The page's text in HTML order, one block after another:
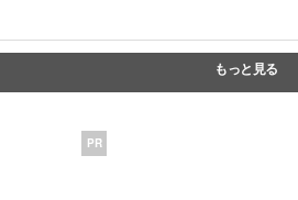
もっと見る
PR